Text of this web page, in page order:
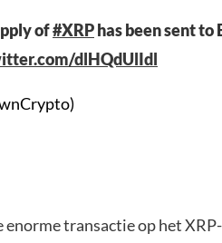
of#XRPhas been sent to
dlHQdUlIdl
enorme transactie op het